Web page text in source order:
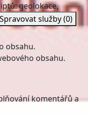
geolokace,
Spravovat služby(0)
obsahu.
obsahu.
komentářů a